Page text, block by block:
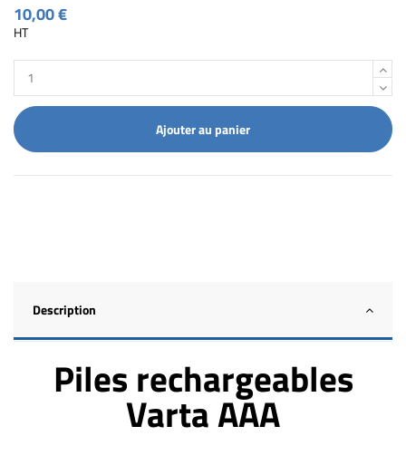
10,00 €
HT
Ajouter au panier
Description
Piles rechargeables
Varta AAA